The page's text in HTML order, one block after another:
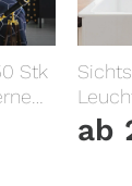
Stk
im
ab